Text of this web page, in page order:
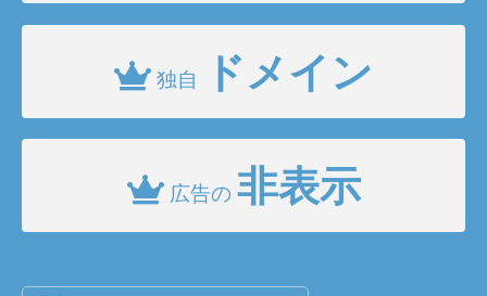
独自 ドメイン
広告の 非表示